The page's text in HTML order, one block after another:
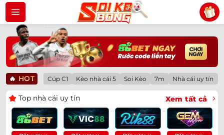
Bỏ
qua
dung
🔥 HOT Cúp C1 Kèo nhà cái 5 Soi Kèo 7m Nhà cái uy tín
Top nhà cái uy tín Xem tất cả